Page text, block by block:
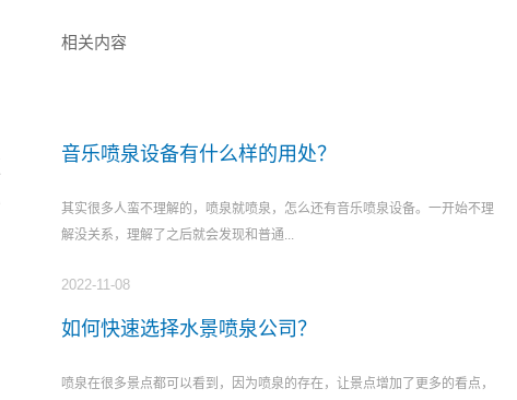
相关内容
音乐喷泉设备有什么样的用处？
其实很多人蛮不理解的，喷泉就喷泉，怎么还有音乐喷泉设备。一开始不理
解没关系，理解了之后就会发现和普通...
2022-11-08
如何快速选择水景喷泉公司？
喷泉在很多景点都可以看到，因为喷泉的存在，让景点增加了更多的看点，